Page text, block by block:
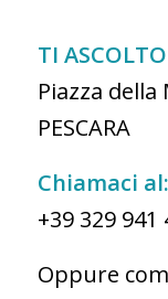
TI
Piazza
PESCARA
Chiamaci al:
+39 329 941
Oppure